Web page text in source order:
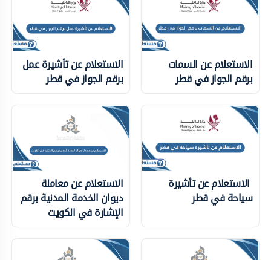
الاستعلام عن السمات
برقم الجواز في قطر
الاستعلام عن تأشيرة عمل
برقم الجواز في قطر
الاستعلام عن تأشيرة
سياحة في قطر
الاستعلام عن معاملة
ديوان الخدمة المدنية برقم
الإشارة في الكويت